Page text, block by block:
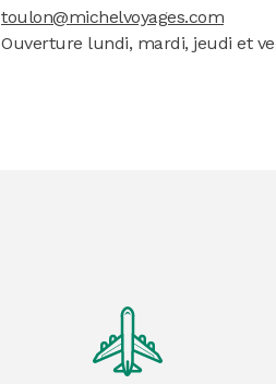
toulon@michelvoyages.com
Ouverture lundi, mardi, jeudi et